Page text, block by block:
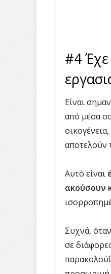
#4
Είναι
από μέσα
αποτελούν
Αυτό είναι
ακούσουν
Συχνά,
σε